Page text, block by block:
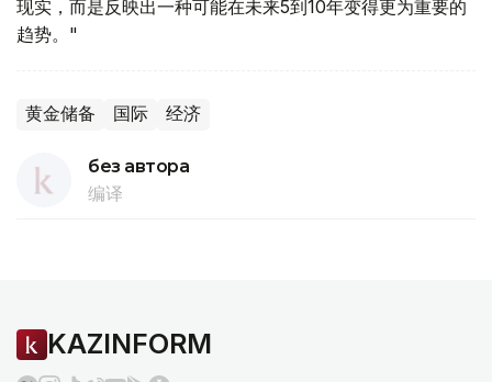
现实，而是反映出一种可能在未来5到10年变得更为重要的
趋势。"
黄金储备 国际 经济
без автора
编译
KAZINFORM